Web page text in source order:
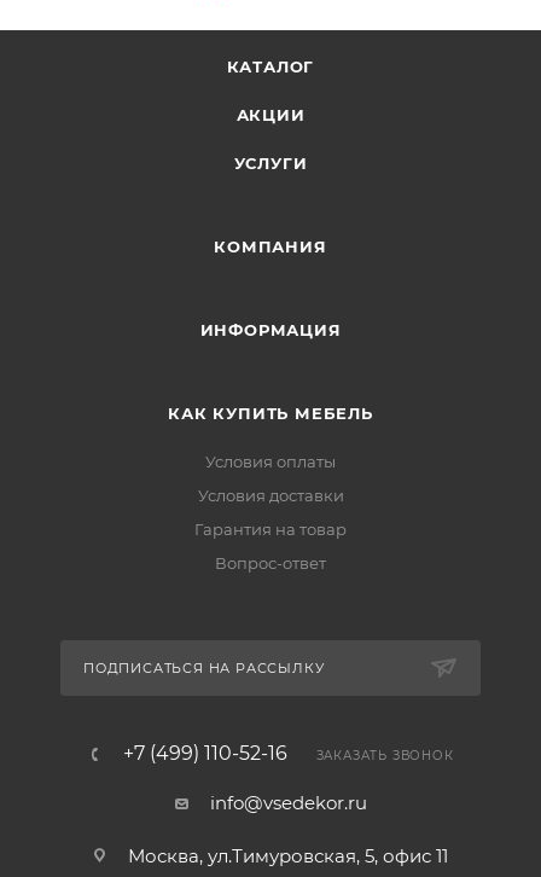
КАТАЛОГ
АКЦИИ
УСЛУГИ
КОМПАНИЯ
ИНФОРМАЦИЯ
КАК КУПИТЬ МЕБЕЛЬ
Условия оплаты
Условия доставки
Гарантия на товар
Вопрос-ответ
ПОДПИСАТЬСЯ НА РАССЫЛКУ
+7 (499) 110-52-16 ЗАКАЗАТЬ ЗВОНОК
info@vsedekor.ru
Москва, ул.Тимуровская, 5, офис 11